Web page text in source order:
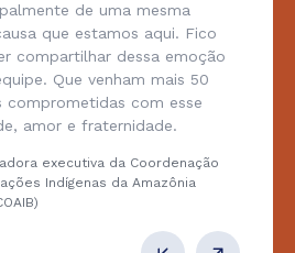
de uma mesma
que estamos aqui. Fico
compartilhar dessa emoção
Que venham mais 50
comprometidas com esse
amor e fraternidade.
executiva da Coordenação
Indígenas da Amazônia